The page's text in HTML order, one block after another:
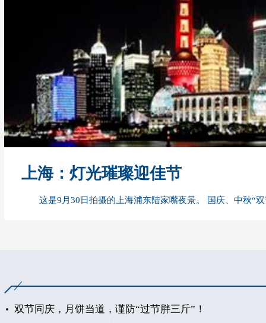
上海：灯光璀璨迎佳节
这是9月30日拍摄的上海浦东陆家嘴夜景。 国庆、中秋“
双节同庆，月饼当道，谨防“过节胖三斤”！